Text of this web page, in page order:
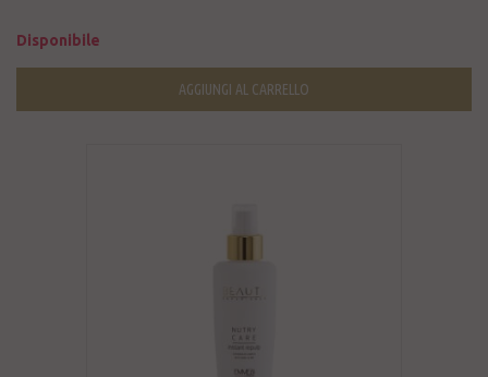
Disponibile
AGGIUNGI AL CARRELLO